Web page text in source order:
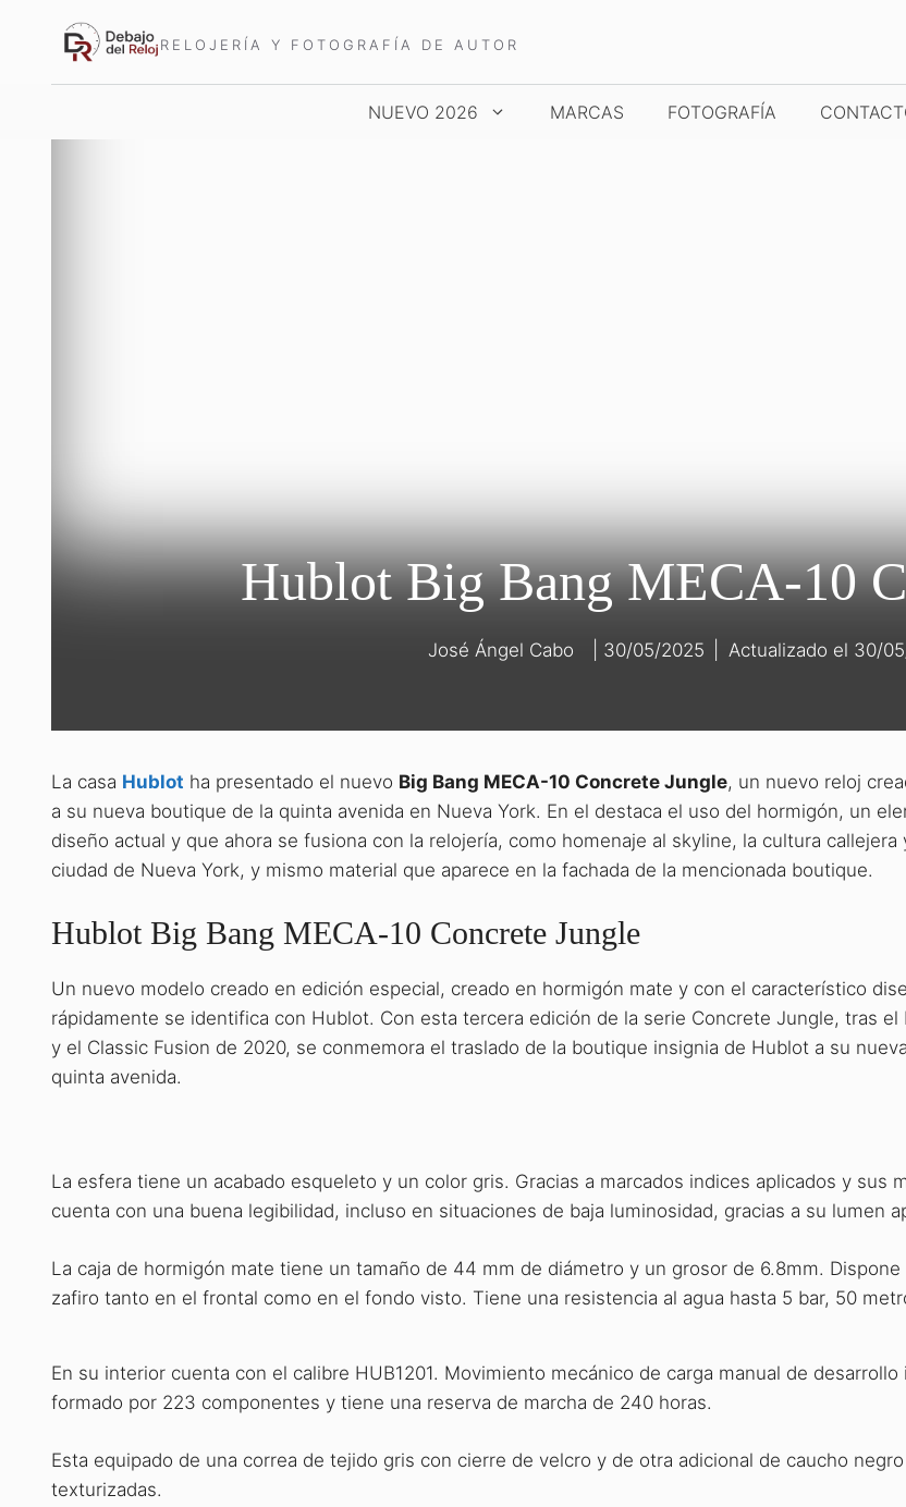
RELOJERÍA Y FOTOGRAFÍA DE AUTOR
NUEVO 2026 MARCAS FOTOGRAFÍA
Hublot Big Bang MECA-10
José Ángel Cabo 30/
30/05/2025
La casa Hublot ha presentado el nuevo Big Bang MECA-10 Concrete Jungle, un nuevo reloj
a su nueva boutique de la quinta avenida en Nueva York. En el destaca el uso del hormigón, un
diseño actual y que ahora se fusiona con la relojería, como homenaje al skyline, la cultura callejera
ciudad de Nueva York, y mismo material que aparece en la fachada de la mencionada boutique.
Hublot Big Bang MECA-10 Concrete Jungle
Un nuevo modelo creado en edición especial, creado en hormigón mate y con el característico
rápidamente se identifica con Hublot. Con esta tercera edición de la serie Concrete Jungle, tras el
y el Classic Fusion de 2020, se conmemora el traslado de la boutique insignia de Hublot a su
quinta avenida.
La esfera tiene un acabado esqueleto y un color gris. Gracias a marcados indices aplicados y sus
cuenta con una buena legibilidad, incluso en situaciones de baja luminosidad, gracias a su lumen
La caja de hormigón mate tiene un tamaño de 44 mm de diámetro y un grosor de 6.8mm.
zafiro tanto en el frontal como en el fondo visto. Tiene una resistencia al agua hasta 5 bar, 50
En su interior cuenta con el calibre HUB1201. Movimiento mecánico de carga manual de desarrollo
formado por 223 componentes y tiene una reserva de marcha de 240 horas.
Esta equipado de una correa de tejido gris con cierre de velcro y de otra adicional de caucho
texturizadas.